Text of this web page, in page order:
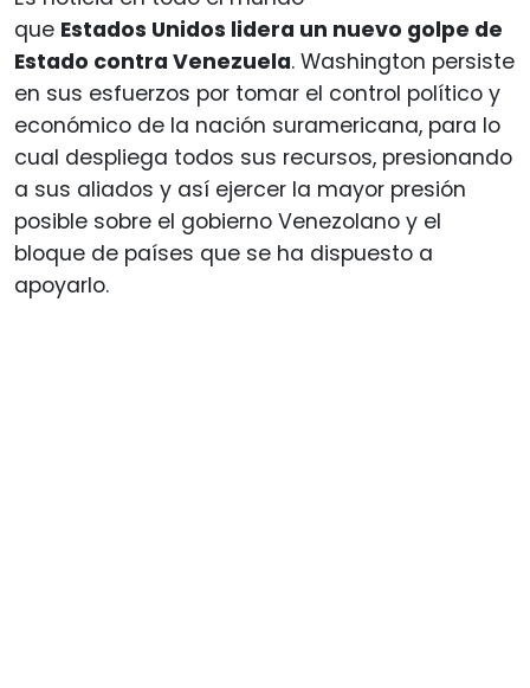
que Estados Unidos lidera un nuevo golpe de
Estado contra Venezuela. Washington persiste
en sus esfuerzos por tomar el control político y
económico de la nación suramericana, para lo
cual despliega todos sus recursos, presionando
a sus aliados y así ejercer la mayor presión
posible sobre el gobierno Venezolano y el
bloque de países que se ha dispuesto a
apoyarlo.